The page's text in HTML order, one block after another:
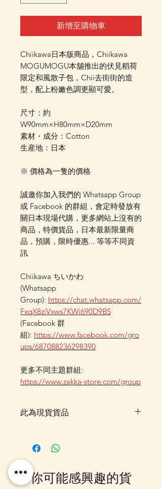
新增至購物車
Chiikawa日本版商品，Chiikawa
MOGUMOGU本舖推出的伏見稻荷
限定和風散子包，Chii去街街的造
型，配上粉嫩色調更顯可愛。
尺寸：約
W90mm×H80mm×D20mm
素材・成分：Cotton
生産地：日本
※ 價格為一隻的價格
誠邀你加入我們的 Whatsapp Group
或 Facebook 的群組，會定時發放有
關日本現場代購，更多網站上沒有的
商品，特價貨品，日本最新限量商
品，預購，限時優惠... 等等不同資
訊
Chiikawa ちいかわ
(Whatsapp
Group): https://chat.whatsapp.com/
FxqX8ziVxws7KWi690D9BS
(Facebook 群
組): https://www.facebook.com/gro
ups/687088236298390
更多不同主題群組:
https://www.zakka-store.com/group
此為現貨貨品
Out 購買, 如系統顯示為"無庫
Facebook PM 或 Whatsapp 我們
訂貨, 詳情請Facebook PM 或
你可能感興趣的貨